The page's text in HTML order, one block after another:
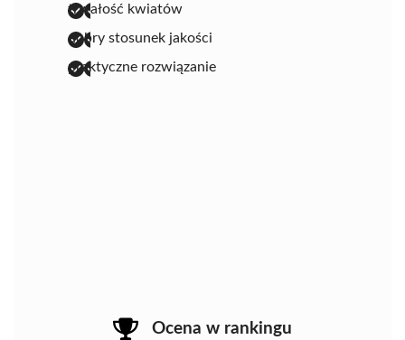
trwałość kwiatów
dobry stosunek jakości
praktyczne rozwiązanie
Ocena w rankingu